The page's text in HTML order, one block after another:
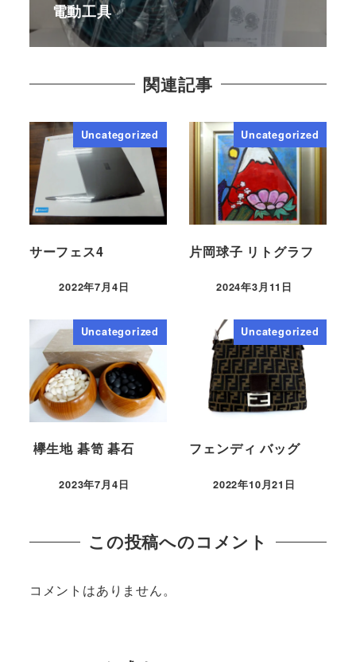
電動工具
関連記事
Uncategorized
サーフェス4
2022年7月4日
Uncategorized
片岡球子 リトグラフ
2024年3月11日
Uncategorized
欅生地 碁笥 碁石
2023年7月4日
Uncategorized
フェンディ バッグ
2022年10月21日
この投稿へのコメント
コメントはありません。